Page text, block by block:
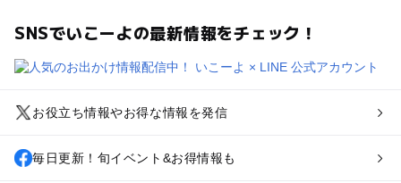
SNSでいこーよの最新情報をチェック！
お役立ち情報やお得な情報を発信
毎日更新！旬イベント&お得情報も